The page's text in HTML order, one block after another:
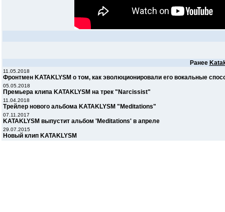
Ранее
11.05.2018
Фронтмен KATAKLYSM о том, как эволюционировали его вокальные
05.05.2018
Премьера клипа KATAKLYSM на трек "Narcissist"
11.04.2018
Трейлер нового альбома KATAKLYSM "Meditations"
07.11.2017
KATAKLYSM выпустит альбом 'Meditations' в апреле
29.07.2015
Новый клип KATAKLYSM